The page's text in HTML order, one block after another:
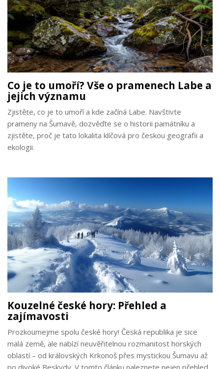
Co je to umoří? Vše o pramenech Labe a
jejich významu
Zjistěte, co je to umoří a kde začíná Labe. Navštivte
prameny na Šumavě, dozvěďte se o historii památníku a
zjistěte, proč je tato lokalita klíčová pro českou geografii a
ekologii.
Kouzelné české hory: Přehled a
zajímavosti
Prozkoumejme spolu české hory! Česká republika je sice
malá země, ale nabízí neuvěřitelnou rozmanitost horských
oblastí – od královských Krkonoš přes mystickou Šumavu až